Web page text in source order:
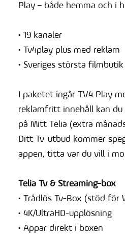
Play – både hemma och i
• 19 kanaler
• Tv4play plus med reklam
• Sveriges största filmbutik
I paketet ingår TV4 Play
reklamfritt innehåll kan du
på Mitt Telia (extra
Ditt Tv-utbud kommer
appen, titta var du vill i
Telia Tv & Streaming-box
• Trådlös Tv-Box (stöd för
• 4K/UltraHD-upplösning
• Appar direkt i boxen